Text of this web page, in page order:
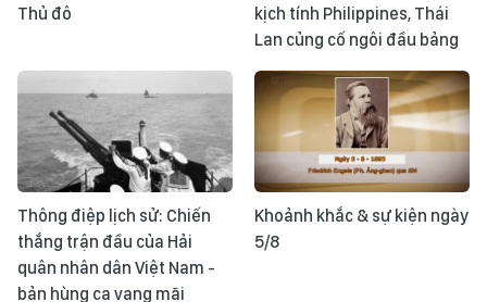
Thủ đô
kịch tính Philippines, Thái
Lan củng cố ngôi đầu bảng
Thông điệp lịch sử: Chiến
thắng trận đầu của Hải
quân nhân dân Việt Nam -
bản hùng ca vang mãi
Khoảnh khắc & sự kiện ngày
5/8